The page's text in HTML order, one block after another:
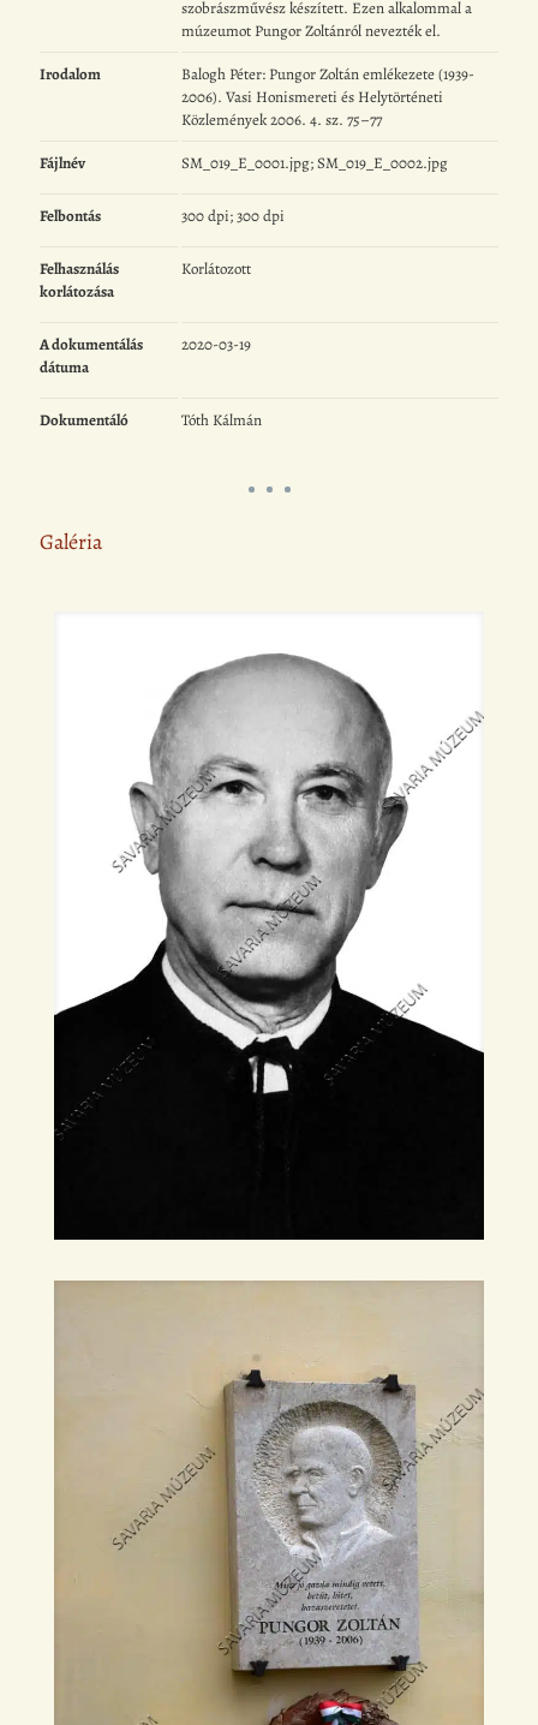
szobrászművész készített. Ezen alkalommal a
múzeumot Pungor Zoltánról nevezték el.
Irodalom
Balogh Péter: Pungor Zoltán emlékezete (1939-
2006). Vasi Honismereti és Helytörténeti
Közlemények 2006. 4. sz. 75–77
Fájlnév SM_019_E_0001.jpg; SM_019_E_0002.jpg
Felbontás 300 dpi; 300 dpi
Felhasználás
korlátozása
Korlátozott
A dokumentálás
dátuma
2020-03-19
Dokumentáló Tóth Kálmán
Galéria